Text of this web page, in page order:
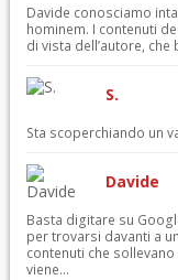
Davide conosciamo
hominem. I contenuti
di vista dell’autore,
S.
Sta scoperchiando un
Davide
Basta digitare su
per trovarsi davanti a
contenuti che
viene...